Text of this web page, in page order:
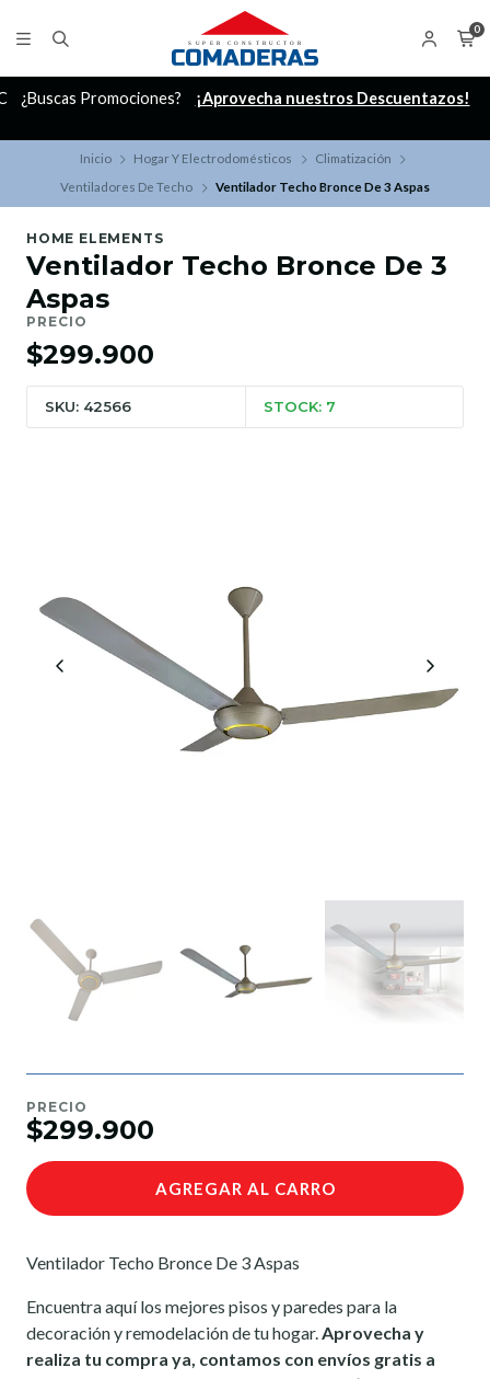
0
¿Buscas Promociones? ¡Aprovecha nuestros Descuentazos!
Inicio Hogar Y Electrodomésticos
Climatización
Ventiladores De Techo
Ventilador Techo Bronce De 3 Aspas
HOME ELEMENTS
Ventilador Techo Bronce De 3
Aspas
PRECIO
$299.900
SKU: 42566 STOCK: 7
PRECIO
$299.900
AGREGAR AL CARRO
Ventilador Techo Bronce De 3 Aspas
Encuentra aquí los mejores pisos y paredes para la
decoración y remodelación de tu hogar.Aprovecha y
realiza tu compra ya, contamos con envíos gratis a